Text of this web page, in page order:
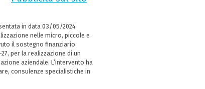
in data 03/05/2024
nelle micro, piccole e
il sostegno finanziario
per la realizzazione di un
aziendale. L’intervento ha
consulenze specialistiche in